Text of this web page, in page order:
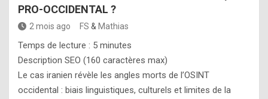
PRO-OCCIDENTAL ?
2 mois ago FS & Mathias
Temps de lecture : 5 minutes
Description SEO (160 caractères max)
Le cas iranien révèle les angles morts de l’OSINT
occidental : biais linguistiques, culturels et limites de la